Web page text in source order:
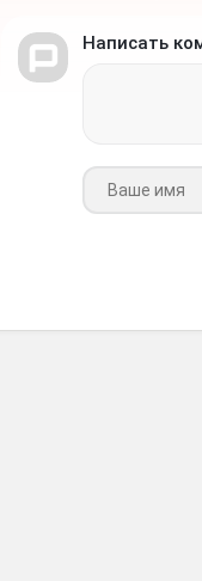
Написать
Ваше имя